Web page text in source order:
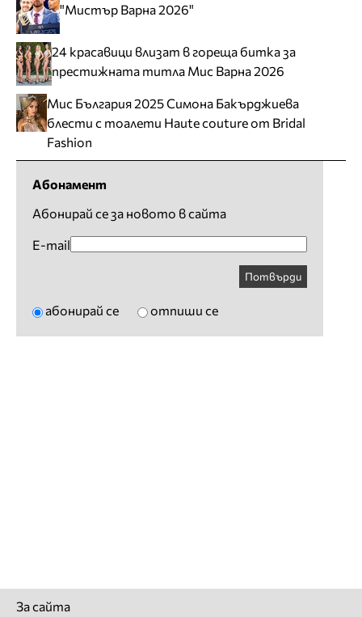
"Мистър Варна 2026"
24 красавици влизат в гореща битка за
престижната титла Мис Варна 2026
Мис България 2025 Симона Бакърджиева
блести с тоалети Haute couture от Bridal
Fashion
Абонамент
Абонирай се за новото в сайта
E-mail
Потвърди
абонирай се отпиши се
За сайта